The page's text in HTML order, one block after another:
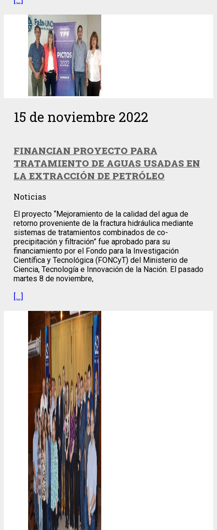
15 de noviembre 2022
FINANCIAN PROYECTO PARA
TRATAMIENTO DE AGUAS USADAS EN
LA EXTRACCIÓN DE PETRÓLEO
Noticias
El proyecto “Mejoramiento de la calidad del agua de
retorno proveniente de la fractura hidráulica mediante
sistemas de tratamientos combinados de co-
precipitación y filtración” fue aprobado para su
financiamiento por el Fondo para la Investigación
Científica y Tecnológica (FONCyT) del Ministerio de
Ciencia, Tecnología e Innovación de la Nación. El pasado
martes 8 de noviembre,
[…]